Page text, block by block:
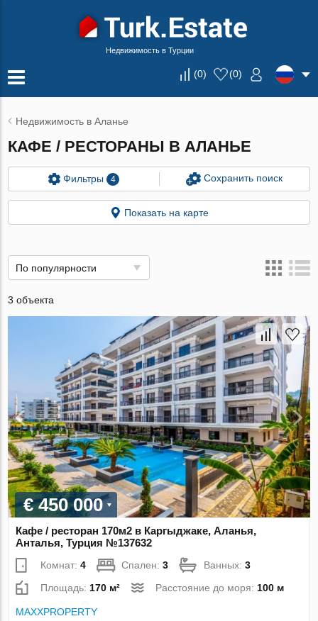
Недвижимость в Турции
(0) (0)
Недвижимость в Аланье
КАФЕ / РЕСТОРАНЫ В АЛАНЬЕ
Фильтры 4 Сохранить поиск
Показать на карте
По популярности
3 объекта
€ 450 000
Кафе / ресторан 170м2 в Каргыджаке, Аланья,
Анталья, Турция №137632
Комнат:4 Спален:3 Ванных:3
Площадь: 170 м² Расстояние до моря: 100 м
MAXXPROPERTY